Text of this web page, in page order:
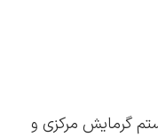
گرمایش مرکزی و